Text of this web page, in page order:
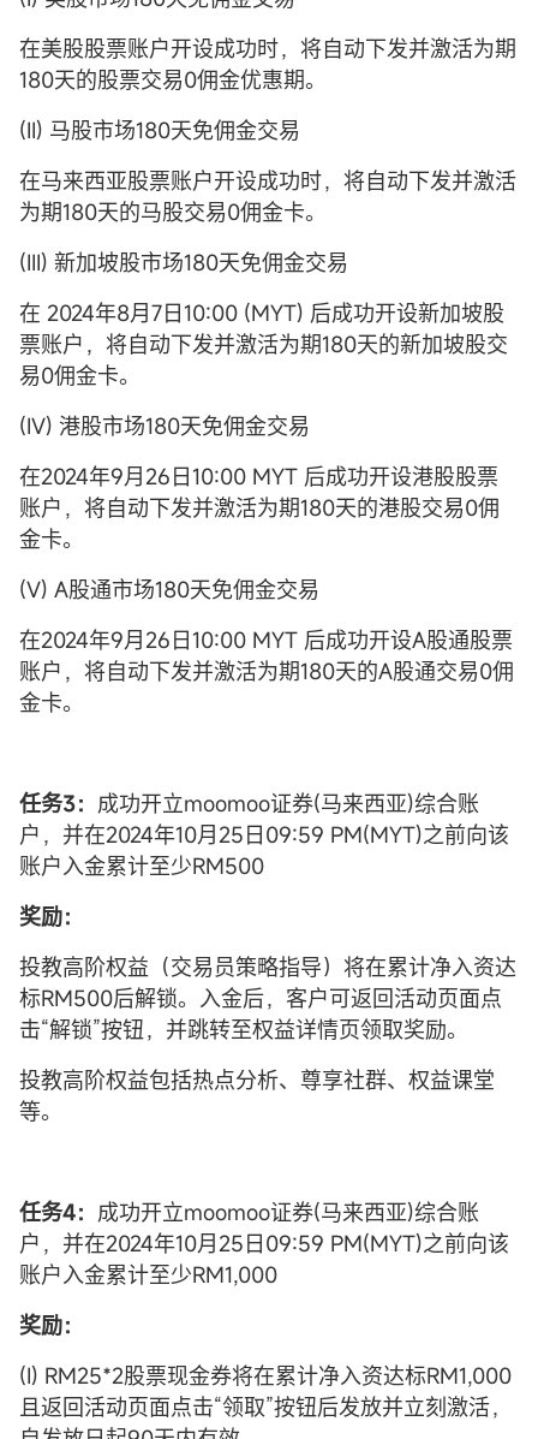
在美股股票账户开设成功时，将自动下发并激活为期
180天的股票交易0佣金优惠期。
(II) 马股市场180天免佣金交易
在马来西亚股票账户开设成功时，将自动下发并激活
为期180天的马股交易0佣金卡。
(III) 新加坡股市场180天免佣金交易
在 2024年8月7日10:00 (MYT) 后成功开设新加坡股
票账户，将自动下发并激活为期180天的新加坡股交
易0佣金卡。
(IV) 港股市场180天免佣金交易
在2024年9月26日10:00 MYT 后成功开设港股股票
账户，将自动下发并激活为期180天的港股交易0佣
金卡。
(V) A股通市场180天免佣金交易
在2024年9月26日10:00 MYT 后成功开设A股通股票
账户，将自动下发并激活为期180天的A股通交易0佣
金卡。
任务3： 成功开立moomoo证券(马来西亚)综合账
户，并在2024年10月25日09:59 PM(MYT)之前向该
账户入金累计至少RM500
奖励：
投教高阶权益（交易员策略指导）将在累计净入资达
标RM500后解锁。入金后，客户可返回活动页面点
击“解锁”按钮，并跳转至权益详情页领取奖励。
投教高阶权益包括热点分析、尊享社群、权益课堂
等。
任务4： 成功开立moomoo证券(马来西亚)综合账
户，并在2024年10月25日09:59 PM(MYT)之前向该
账户入金累计至少RM1,000
奖励：
(I) RM25*2股票现金券将在累计净入资达标RM1,000
且返回活动页面点击“领取”按钮后发放并立刻激活，